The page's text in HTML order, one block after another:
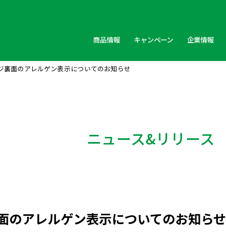
商品情報 キャンペーン 企業情報
裏面のアレルゲン表示についてのお知らせ
ニュース&リリース
のアレルゲン表示についてのお知らせ